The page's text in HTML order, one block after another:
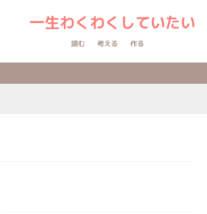
一生わくわくしていたい
読む 考える 作る